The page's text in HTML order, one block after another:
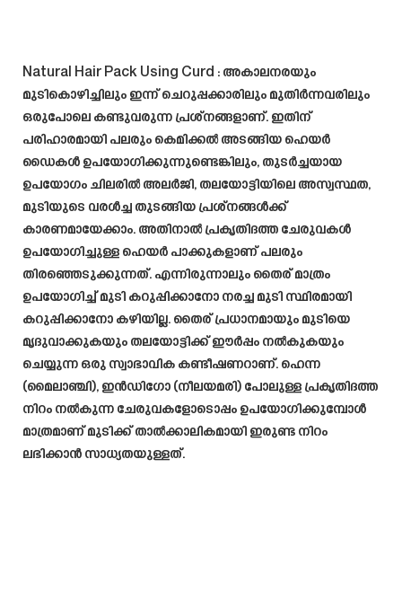
Natural Hair Pack Using Curd : അകാലനരയും
മുടികൊഴിച്ചിലും ഇന്ന് ചെറുപ്പക്കാരിലും മുതിർന്നവരിലും
ഒരുപോലെ കണ്ടുവരുന്ന പ്രശ്നങ്ങളാണ്. ഇതിന്
പരിഹാരമായി പലരും കെമിക്കൽ അടങ്ങിയ ഹെയർ
ഡൈകൾ ഉപയോഗിക്കുന്നുണ്ടെങ്കിലും, തുടർച്ചയായ
ഉപയോഗം ചിലരിൽ അലർജി, തലയോട്ടിയിലെ അസ്വസ്ഥത,
മുടിയുടെ വരൾച്ച തുടങ്ങിയ പ്രശ്നങ്ങൾക്ക്
കാരണമായേക്കാം. അതിനാൽ പ്രകൃതിദത്ത ചേരുവകൾ
ഉപയോഗിച്ചുള്ള ഹെയർ പാക്കുകളാണ് പലരും
തിരഞ്ഞെടുക്കുന്നത്. എന്നിരുന്നാലും തൈര് മാത്രം
ഉപയോഗിച്ച് മുടി കറുപ്പിക്കാനോ നരച്ച മുടി സ്ഥിരമായി
കറുപ്പിക്കാനോ കഴിയില്ല. തൈര് പ്രധാനമായും മുടിയെ
മൃദുവാക്കുകയും തലയോട്ടിക്ക് ഈർപ്പം നൽകുകയും
ചെയ്യുന്ന ഒരു സ്വാഭാവിക കണ്ടീഷണറാണ്. ഹെന്ന
(മൈലാഞ്ചി), ഇൻഡിഗോ (നീലയമരി) പോലുള്ള പ്രകൃതിദത്ത
നിറം നൽകുന്ന ചേരുവകളോടൊപ്പം ഉപയോഗിക്കുമ്പോൾ
മാത്രമാണ് മുടിക്ക് താൽക്കാലികമായി ഇരുണ്ട നിറം
ലഭിക്കാൻ സാധ്യതയുള്ളത്.